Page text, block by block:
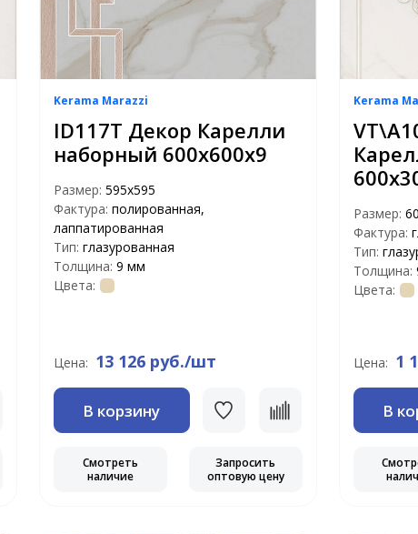
Kerama Marazzi
ID117T Декор Карелли
наборный 600х600х9
Размер: 595x595
Фактура: полированная,
лаппатированная
Тип: глазурованная
Толщина: 9 мм
Цвета:
Цена: 13 126 руб./шт
В корзину
Смотреть
наличие
Запросить
оптовую цену
Kerama
Размер:
Фактура:
Тип:
Толщина:
Цвета:
Цена: 1
В